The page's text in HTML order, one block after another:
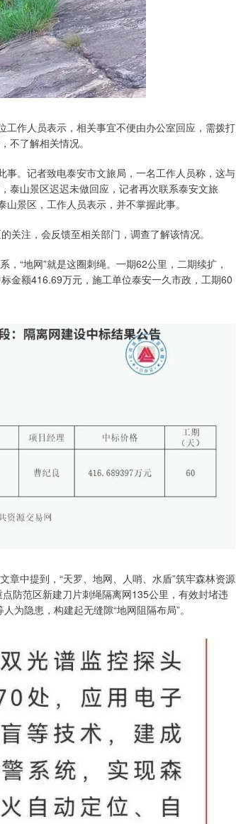
作人员表示，相关事宜不便由办公室回应，需拨打
不了解相关情况。
。记者致电泰安市文旅局，一名工作人员称，这与
泰山景区迟迟未做回应，记者再次联系泰安文旅
景区，工作人员表示，并不掌握此事。
注，会反馈至相关部门，调查了解该情况。
“地网”就是这圈刺绳。一期62公里，二期续扩，
金额416.69万元，施工单位泰安一久市政，工期60
中提到，“天罗、地网、人哨、水盾”筑牢森林资源
防范区新建刀片刺绳隔离网135公里，有效封堵违
为隐患，构建起无缝隙“地网阻隔布局”。